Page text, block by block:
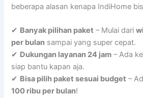
beberapa alasan kenapa IndiHome
✔ Banyak pilihan paket – Mulai dari
per bulan sampai yang super cepat.
✔ Dukungan layanan 24 jam – Ada
siap bantu kapan aja.
✔ Bisa pilih paket sesuai budget –
100 ribu per bulan!